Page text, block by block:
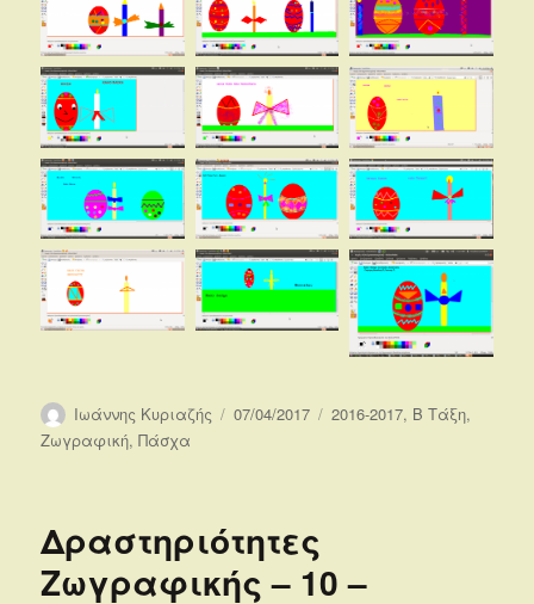
Συντάκτης
Ιωάννης Κυριαζής
Δημοσιεύτηκε
07/04/2017 Κατηγορίες
2016-2017, Β Τάξη,
Ζωγραφική,Πάσχα
Δραστηριότητες
Ζωγραφικής – 10 –